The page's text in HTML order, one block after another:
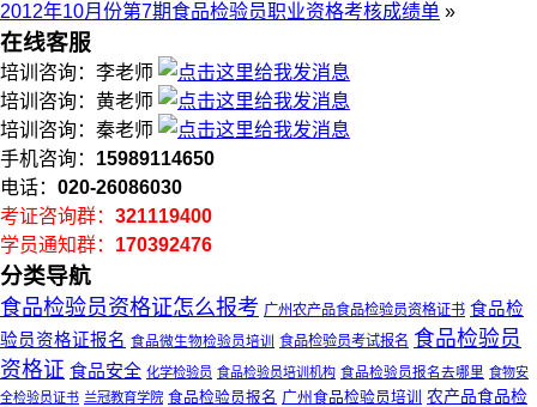
2012年10月份第7期食品检验员职业资格考核成绩单 »
在线客服
培训咨询：李老师
培训咨询：黄老师
培训咨询：秦老师
手机咨询： 15989114650
电话： 020-26086030
考证咨询群： 321119400
学员通知群： 170392476
分类导航
食品检验员资格证怎么报考 广州农产品食品检验员资格证书 食品检
验员资格证报名 食品微生物检验员培训 食品检验员考试报名 食品检验员
资格证 食品安全 化学检验员 食品检验员培训机构 食品检验员报名去哪里 食物安
全检验员证书 兰冠教育学院 食品检验员报名 广州食品检验员培训
农产品食品检